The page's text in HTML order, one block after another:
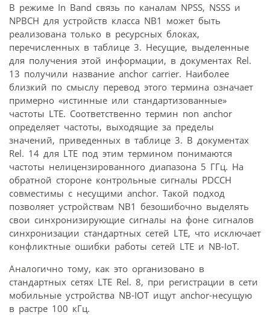
В режиме In Band связь по каналам NPSS, NSSS и
NPBCH для устройств класса NB1 может быть
реализована только в ресурсных блоках,
перечисленных в таблице 3. Несущие, выделенные
для получения этой информации, в документах Rel.
13 получили название anchor carrier. Наиболее
близкий по смыслу перевод этого термина означает
примерно «истинные или стандартизованные»
частоты LTE. Соответственно термин non anchor
определяет частоты, выходящие за пределы
значений, приведенных в таблице 3. В документах
Rel. 14 для LTE под этим термином понимаются
частоты нелицензированного диапазона 5 ГГц. На
обратной стороне контрольные сигналы PDCCH
совместимы с несущими anchor. Такой подход
позволяет устройствам NB1 безошибочно выделять
свои синхронизирующие сигналы на фоне сигналов
синхронизации стандартных сетей LTE, что исключает
конфликтные ошибки работы сетей LTE и NB-IoT.
Аналогично тому, как это организовано в
стандартных сетях LTE Rel. 8, при регистрации в сети
мобильные устройства NB-IOT ищут anchor-несущую
в растре 100 кГц.